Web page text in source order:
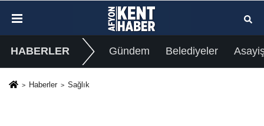
HABERLER Gündem Belediyeler
Haberler Sağlık